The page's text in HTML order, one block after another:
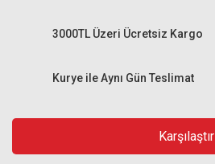
Kurye ile Aynı Gün Teslimat
3000TL Üzeri Ücretsiz Kargo
Karşılaştır